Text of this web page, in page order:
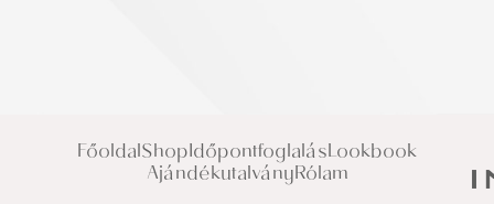
FőoldalShopIdőpontfoglalásLookbook
AjándékutalványRólam